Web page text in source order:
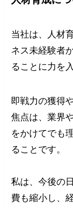
当社は、人材
ネス未経験者
ることに力を
即戦力の獲得
焦点は、業界
をかけてでも
ることです。
私は、今後の
費も縮小し、